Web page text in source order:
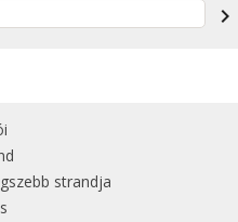
navigate_next
strandja